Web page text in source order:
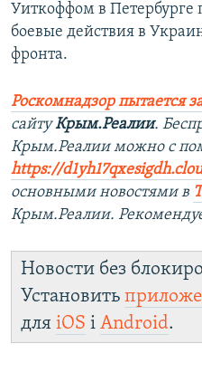
Уиткоффом в Петербурге
боевые действия в
фронта.
Роскомнадзор пытается
сайтуКрым.Реалии.
Крым.Реалии можно с
https://
основными новостями в
Крым.Реалии.
Новости без
Установить
для iOS і Android.